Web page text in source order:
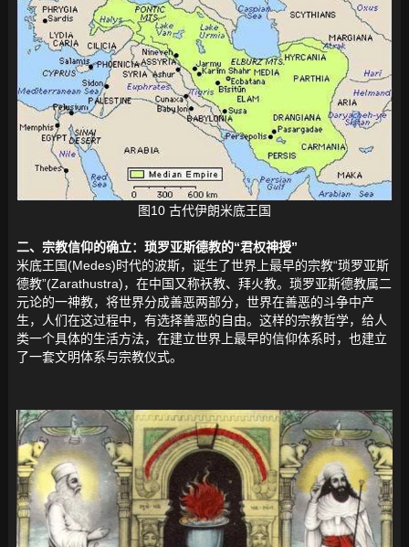
图10 古代伊朗米底王国
二、宗教信仰的确立：琐罗亚斯德教的“君权神授”
米底王国(Medes)时代的波斯，诞生了世界上最早的宗教“琐罗亚斯
德教”(Zarathustra)，在中国又称祆教、拜火教。琐罗亚斯德教属二
元论的一神教，将世界分成善恶两部分，世界在善恶的斗争中产
生，人们在这过程中，有选择善恶的自由。这样的宗教哲学，给人
类一个具体的生活方法，在建立世界上最早的信仰体系时，也建立
了一套文明体系与宗教仪式。